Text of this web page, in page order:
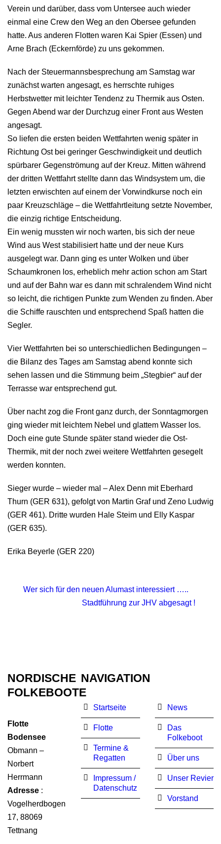
Verein und darüber, dass vom Untersee auch wieder
einmal eine Crew den Weg an den Obersee gefunden
hatte. Aus anderen Flotten waren Kai Spier (Essen) und
Arne Brach (Eckernförde) zu uns gekommen.
Nach der Steuermannsbesprechung am Samstag war
zunächst warten angesagt, es herrschte ruhiges
Herbstwetter mit leichter Tendenz zu Thermik aus Osten.
Gegen Abend war der Durchzug einer Front aus Westen
angesagt.
So liefen die ersten beiden Wettfahrten wenig später in
Richtung Ost bei geringer Geschwindigkeit und deutlich
spürbarer Gegenströmung auf der Kreuz. Mitten während
der dritten Wettfahrt stellte dann das Windsystem um, die
letzten erwischten auf einem der Vorwindkurse noch ein
paar Kreuzschläge – die Wettfahrtleitung setzte November,
die einzig richtige Entscheidung.
Ein wenig mussten wir noch warten, bis sich der neue
Wind aus West stabilisiert hatte und der neue Kurs
ausgelegt war. Dann ging es unter Wolken und über
Schaumkronen los, erheblich mehr action schon am Start
und auf der Bahn war es dann mit schralendem Wind nicht
so leicht, die richtigen Punkte zum Wenden zu finden. Aber
die Schiffe rauschten und entsprechend Spaß hatten die
Segler.
Vier Wettfahrten bei so unterschiedlichen Bedingungen –
die Bilanz des Tages am Samstag abend konnte sich
sehen lassen und die Stimmung beim „Stegbier“ auf der
Terrasse war entsprechend gut.
Über nacht zog die Front ganz durch, der Sonntagmorgen
ging wieder mit leichtem Nebel und glattem Wasser los.
Doch eine gute Stunde später stand wieder die Ost-
Thermik, mit der noch zwei weitere Wettfahrten gesegelt
werden konnten.
Sieger wurde – wieder mal – Alex Denn mit Eberhard
Thurn (GER 631), gefolgt von Martin Graf und Zeno Ludwig
(GER 461). Dritte wurden Hale Steim und Elly Kaspar
(GER 635).
Erika Beyerle (GER 220)
Wer sich für den neuen Alumast interessiert …..
Stadtführung zur JHV abgesagt !
NORDISCHE
FOLKEBOOTE
Flotte
Bodensee
Obmann –
Norbert
Herrmann
Adresse :
Vogelherdbogen
17, 88069
Tettnang
NAVIGATION
Startseite
Flotte
Termine &
Regatten
Impressum /
Datenschutz
News
Das
Folkeboot
Über uns
Unser Revier
Vorstand